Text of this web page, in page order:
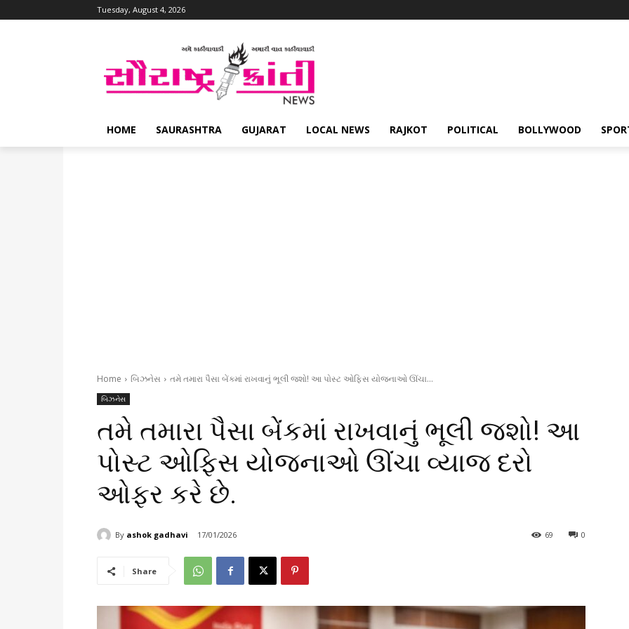
Tuesday, August 4, 2026
HOME SAURASHTRA GUJARAT LOCAL NEWS RAJKOT POLITICAL BOLLYWOOD
Home બિઝનેસ તમે તમારા પૈસા બેંકમાં રાખવાનું ભૂલી જશો! આ પોસ્ટ ઓફિસ યોજનાઓ ઊંચા...
બિઝનેસ
તમે તમારા પૈસા બેંકમાં રાખવાનું ભૂલી જશો! આ
પોસ્ટ ઓફિસ યોજનાઓ ઊંચા વ્યાજ દરો
ઓફર કરે છે.
By ashok gadhavi 17/01/2026 0
69
Share